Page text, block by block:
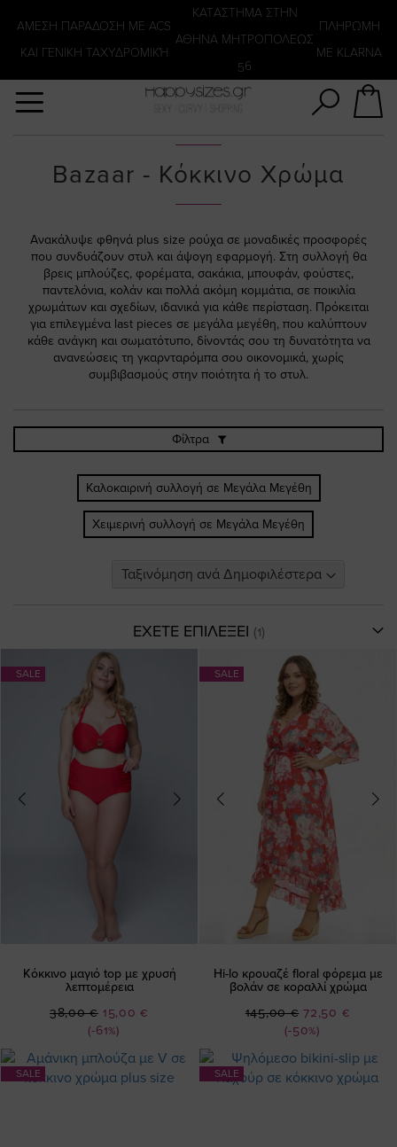
ΑΜΕΣΗ ΠΑΡΑΔΟΣΗ ΜΕ ACS
ΚΑΙ ΓΕΝΙΚΗ ΤΑΧΥΔΡΟΜΙΚΉ
KATΑΣΤΗΜΑ ΣΤΗΝ
ΑΘΗΝΑ ΜΗΤΡΟΠΟΛΕΩΣ
56
ΠΛΗΡΩΜΗ
ΜΕ KLARNA
Bazaar - Κόκκινο Χρώμα
Ανακάλυψε φθηνά plus size ρούχα σε μοναδικές προσφορές
που συνδυάζουν στυλ και άψογη εφαρμογή. Στη συλλογή θα
βρεις μπλούζες, φορέματα, σακάκια, μπουφάν, φούστες,
παντελόνια, κολάν και πολλά ακόμη κομμάτια, σε ποικιλία
χρωμάτων και σχεδίων, ιδανικά για κάθε περίσταση. Πρόκειται
για επιλεγμένα last pieces σε μεγάλα μεγέθη, που καλύπτουν
κάθε ανάγκη και σωματότυπο, δίνοντάς σου τη δυνατότητα να
ανανεώσεις τη γκαρνταρόμπα σου οικονομικά, χωρίς
συμβιβασμούς στην ποιότητα ή το στυλ.
Φίλτρα
Καλοκαιρινή συλλογή σε Μεγάλα Μεγέθη
Χειμερινή συλλογή σε Μεγάλα Μεγέθη
ΕΧΕΤΕ ΕΠΙΛΕΞΕΙ
SALE
Κόκκινο μαγιό top με χρυσή
λεπτομέρεια
(-61%)
Ειδική
Τιμή
15,00 €
38,00 €
SALE
Hi-lo κρουαζέ floral φόρεμα με
βολάν σε κοραλλί χρώμα
(-50%)
Ειδική
Τιμή
72,50 €
145,00 €
SALE SALE
Αναζήτηση